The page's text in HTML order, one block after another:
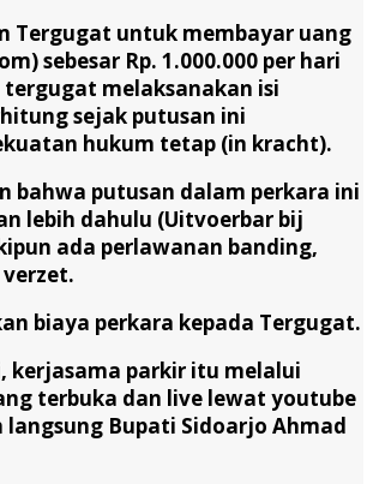
Tergugat untuk membayar uang
sebesar Rp. 1.000.000 per hari
melaksanakan isi
sejak putusan ini
hukum tetap (in kracht).
bahwa putusan dalam perkara ini
lebih dahulu (Uitvoerbar bij
ada perlawanan banding,
biaya perkara kepada Tergugat.
kerjasama parkir itu melalui
terbuka dan live lewat youtube
Bupati Sidoarjo Ahmad